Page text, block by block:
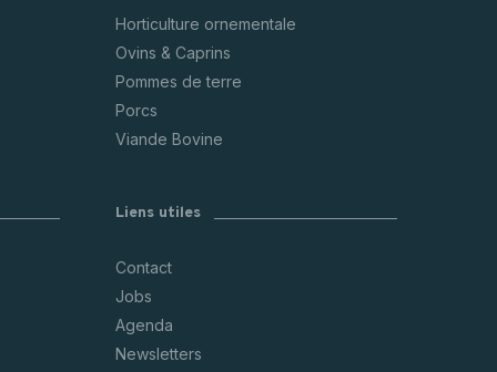
Horticulture ornementale
Ovins & Caprins
Pommes de terre
Porcs
Viande Bovine
Liens utiles
Contact
Jobs
Agenda
Newsletters